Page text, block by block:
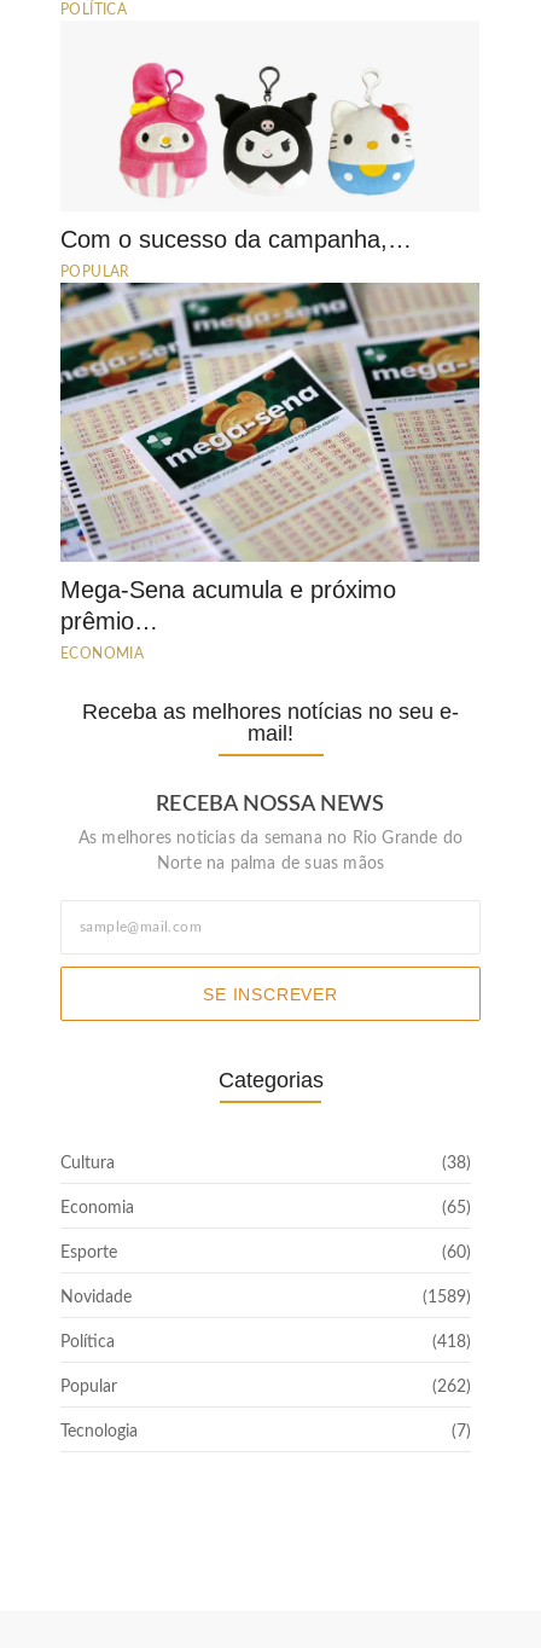
POLÍTICA
Com o sucesso da campanha,…
POPULAR
Mega-Sena acumula e próximo
prêmio…
ECONOMIA
Receba as melhores notícias no seu e-
mail!
RECEBA NOSSA NEWS
As melhores noticias da semana no Rio Grande do
Norte na palma de suas mãos
SE INSCREVER
Categorias
Cultura (38)
Economia (65)
Esporte (60)
Novidade (1589)
Política (418)
Popular (262)
Tecnologia (7)